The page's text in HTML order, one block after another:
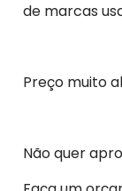
de marcas
Preço muito
Não quer